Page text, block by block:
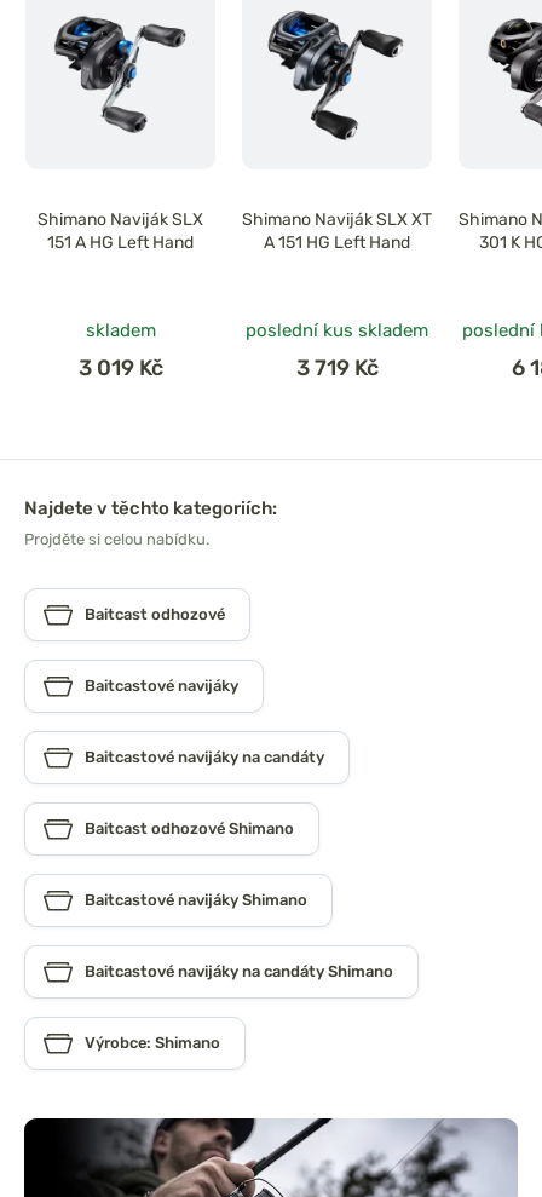
Shimano Naviják SLX
151 A HG Left Hand
skladem
3 019 Kč
Shimano Naviják SLX XT
A 151 HG Left Hand
poslední kus skladem
3 719 Kč
Shimano
301 K
poslední
6
Najdete v těchto kategoriích:
Projděte si celou nabídku.
Baitcast odhozové
Baitcastové navijáky
Baitcastové navijáky na candáty
Baitcast odhozové Shimano
Baitcastové navijáky Shimano
Baitcastové navijáky na candáty Shimano
Výrobce: Shimano